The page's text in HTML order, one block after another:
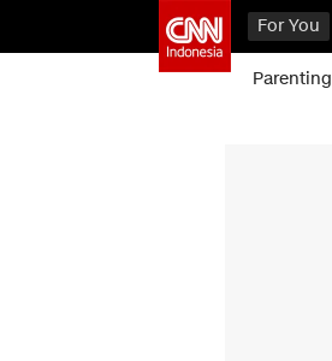
For You
Parenting